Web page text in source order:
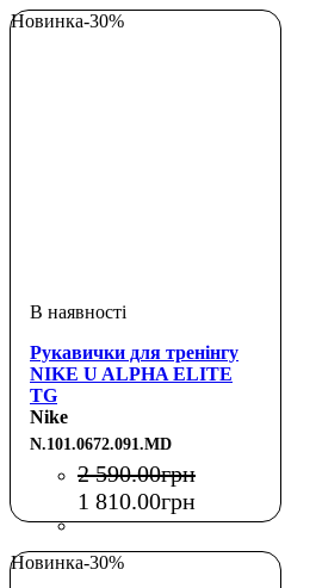
Новинка-30%
Рукавички для тренінгу
NIKE U ALPHA ELITE
TG
BLACK/BLACK/WHITE
M
Nike
N.101.0672.091.MD
2 590.00грн
1 810.00грн
Новинка-30%